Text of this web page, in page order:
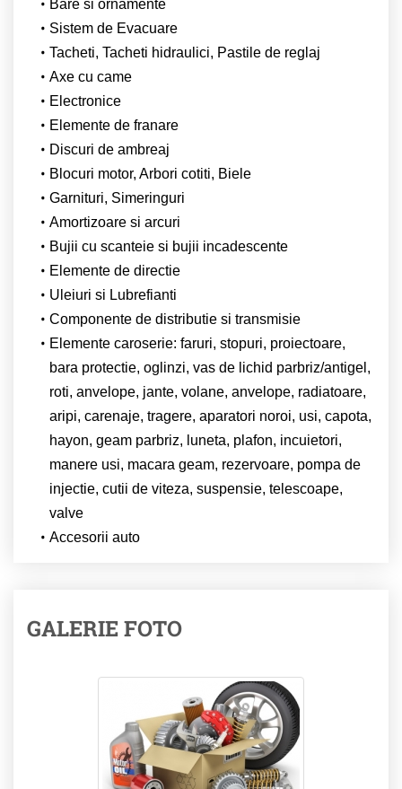
Bare si ornamente
Sistem de Evacuare
Tacheti, Tacheti hidraulici, Pastile de reglaj
Axe cu came
Electronice
Elemente de franare
Discuri de ambreaj
Blocuri motor, Arbori cotiti, Biele
Garnituri, Simeringuri
Amortizoare si arcuri
Bujii cu scanteie si bujii incadescente
Elemente de directie
Uleiuri si Lubrefianti
Componente de distributie si transmisie
Elemente caroserie: faruri, stopuri, proiectoare,
bara protectie, oglinzi, vas de lichid parbriz/antigel,
roti, anvelope, jante, volane, anvelope, radiatoare,
aripi, carenaje, tragere, aparatori noroi, usi, capota,
hayon, geam parbriz, luneta, plafon, incuietori,
manere usi, macara geam, rezervoare, pompa de
injectie, cutii de viteza, suspensie, telescoape,
valve
Accesorii auto
GALERIE FOTO